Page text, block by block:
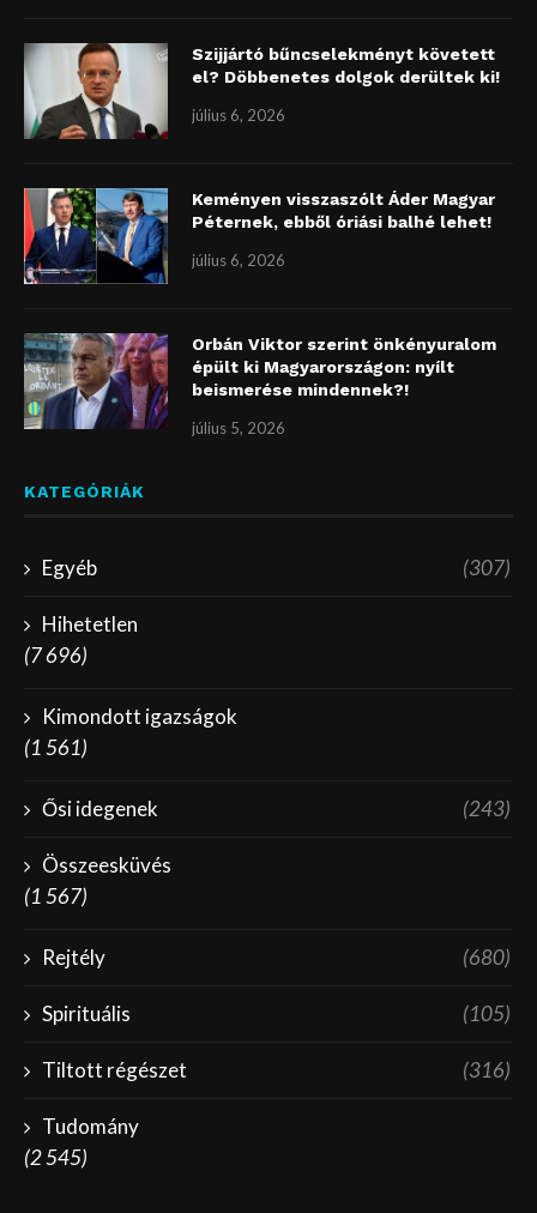
Szijjártó bűncselekményt követett
el? Döbbenetes dolgok derültek ki!
július 6, 2026
Keményen visszaszólt Áder Magyar
Péternek, ebből óriási balhé lehet!
július 6, 2026
Orbán Viktor szerint önkényuralom
épült ki Magyarországon: nyílt
beismerése mindennek?!
július 5, 2026
KATEGÓRIÁK
Egyéb (307)
Hihetetlen
(7 696)
Kimondott igazságok
(1 561)
Ősi idegenek (243)
Összeesküvés
(1 567)
Rejtély (680)
Spirituális (105)
Tiltott régészet (316)
Tudomány
(2 545)